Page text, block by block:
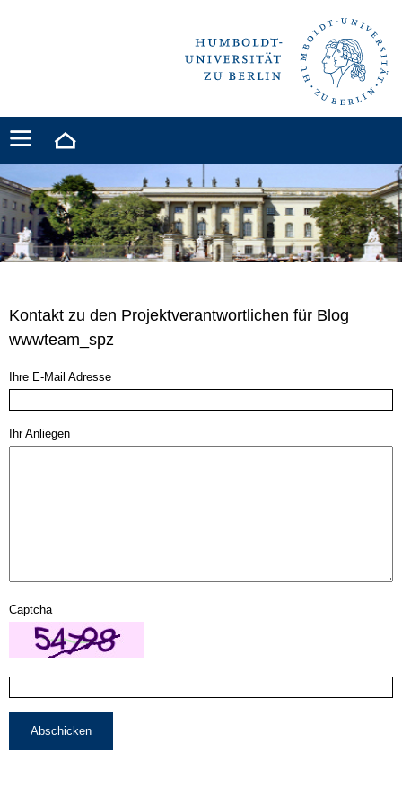
Kontakt zu den Projektverantwortlichen für Blog
wwwteam_spz
Ihre E-Mail Adresse
Ihr Anliegen
Captcha
Abschicken